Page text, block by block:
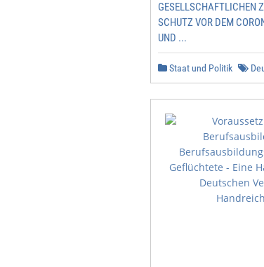
GESELLSCHAFTLICHEN
SCHUTZ VOR DEM
UND ...
Staat und Politik